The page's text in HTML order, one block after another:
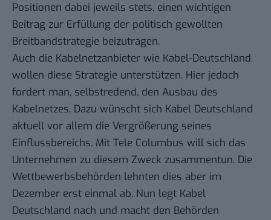
Positionen dabei jeweils stets, einen wichtigen
Beitrag zur Erfüllung der politisch gewollten
Breitbandstrategie beizutragen.
Auch die Kabelnetzanbieter wie Kabel-Deutschland
wollen diese Strategie unterstützen. Hier jedoch
fordert man, selbstredend, den Ausbau des
Kabelnetzes. Dazu wünscht sich Kabel Deutschland
aktuell vor allem die Vergrößerung seines
Einflussbereichs. Mit Tele Columbus will sich das
Unternehmen zu diesem Zweck zusammentun. Die
Wettbewerbsbehörden lehnten dies aber im
Dezember erst einmal ab. Nun legt Kabel
Deutschland nach und macht den Behörden